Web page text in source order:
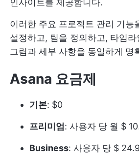
인사이트를 제공합니다.
이러한 주요 프로젝트 관리 기능
설정하고, 팀을 정의하고, 타임
그림과 세부 사항을 동일하게 명
Asana 요금제
기본: $0
프리미엄 : 사용자 당 월 $
Business: 사용자 당 $